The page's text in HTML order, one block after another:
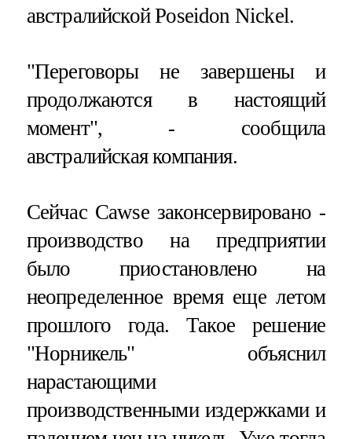
австралийской Poseidon Nickel.
"Переговоры не завершены и
продолжаются в настоящий
момент", - сообщила
австралийская компания.
Сейчас Cawse законсервировано -
производство на предприятии
было приостановлено на
неопределенное время еще летом
прошлого года. Такое решение
"Норникель" объяснил
нарастающими
производственными издержками и